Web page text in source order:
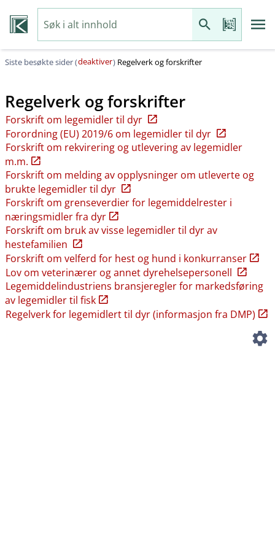
Siste besøkte sider (deaktiver) Regelverk og forskrifter
Regelverk og forskrifter
Forskrift om legemidler til dyr
Forordning (EU) 2019/6 om legemidler til dyr
Forskrift om rekvirering og utlevering av legemidler
m.m.
Forskrift om melding av opplysninger om utleverte og
brukte legemidler til dyr
Forskrift om grenseverdier for legemiddelrester i
næringsmidler fra dyr
Forskrift om bruk av visse legemidler til dyr av
hestefamilien
Forskrift om velferd for hest og hund i konkurranser
Lov om veterinærer og annet dyrehelsepersonell
Legemiddelindustriens bransjeregler for markedsføring
av legemidler til fisk
Regelverk for legemidlert til dyr (informasjon fra DMP)